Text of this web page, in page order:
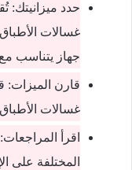
حدد
غسالات الأطباق
جهاز يتناسب مع
قارن الميزات:
غسالات
اقرأ
المختلفة على